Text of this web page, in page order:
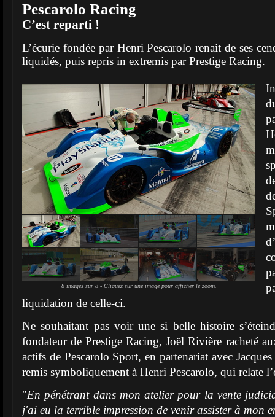
Pescarolo Racing
C’est reparti !
L’écurie fondée par Henri Pescarolo renait de ses
liquidés, puis repris in extremis par Prestige Racing.
8 images sur 8 - Cliquez sur une image pour afficher le zoom.
liquidation de celle-ci.
Ne souhaitant pas voir une si belle histoire
fondateur de Prestige Racing, Joël Rivière racheté
actifs de Pescarolo Sport, en partenariat avec
remis symboliquement à Henri Pescarolo, qui relate
"En pénétrant dans mon atelier pour la vente
j'ai eu la terrible impression de venir assister à mon